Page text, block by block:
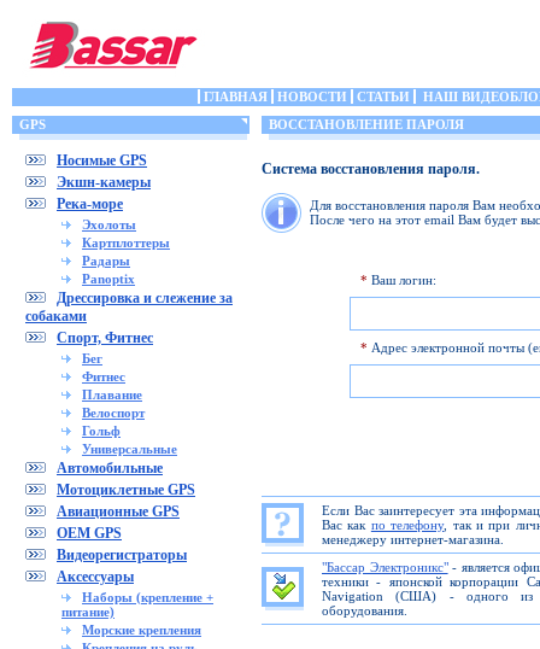
ГЛАВНАЯ НОВОСТИ СТАТЬИ
НАШ
GPS
Носимые GPS
Экшн-камеры
Река-море
Эхолоты
Картплоттеры
Радары
Panoptix
Дрессировка и слежение за
собаками
Спорт, Фитнес
Бег
Фитнес
Плавание
Велоспорт
Гольф
Универсальные
Автомобильные
Мотоциклетные GPS
Авиационные GPS
OEM GPS
Видеорегистраторы
Аксессуары
Наборы (крепление +
питание)
Морские крепления
ВОССТАНОВЛЕНИЕ ПАРОЛЯ
Система восстановления пароля.
Для восстановления пароля Вам
После чего на этот email Вам будет
* Ваш логин:
* Адрес электронной почты
Если Вас заинтересует эта
Вас как по телефону, так и при
менеджеру интернет-магазина.
"Бассар Электроникс"- является
техники - японской корпорации
Navigation (США) - одного из
оборудования.